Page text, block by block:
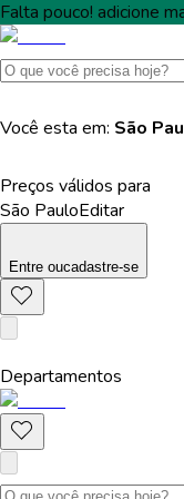
Falta pouco! adicione
Você esta em: São
Preços válidos para
São PauloEditar
Entre oucadastre-se
Departamentos